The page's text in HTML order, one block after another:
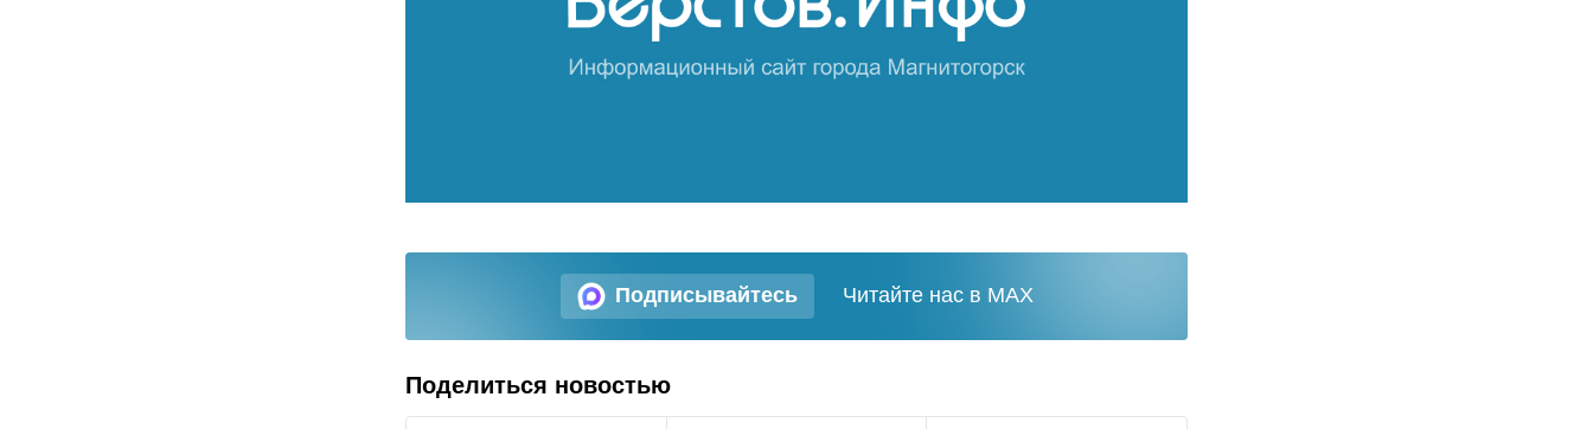
Подписывайтесь Читайте нас в MAX
Поделиться новостью